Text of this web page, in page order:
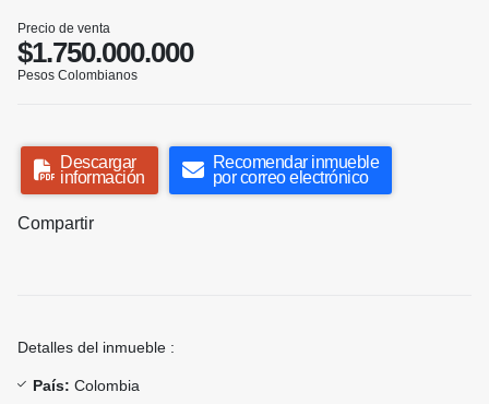
Precio de venta
$1.750.000.000
Pesos Colombianos
Descargar
información
Recomendar inmueble
por correo electrónico
Compartir
Detalles del inmueble :
País: Colombia